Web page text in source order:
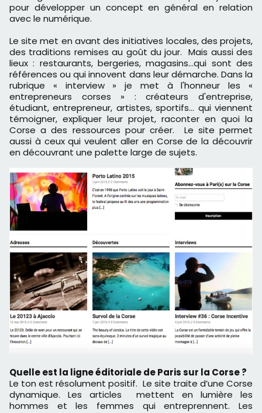
pour développer un concept en général en relation
avec le numérique.
Le site met en avant des initiatives locales, des projets,
des traditions remises au goût du jour. Mais aussi des
lieux : restaurants, bergeries, magasins…qui sont des
références ou qui innovent dans leur démarche. Dans la
rubrique « interview » je met à l'honneur les «
entrepreneurs corses » : créateurs d'entreprise,
étudiant, entrepreneur, artistes, sportifs… qui viennent
témoigner, expliquer leur projet, raconter en quoi la
Corse a des ressources pour créer. Le site permet
aussi à ceux qui veulent aller en Corse de la découvrir
en découvrant une palette large de sujets.
Quelle est la ligne éditoriale de Paris sur la Corse ?
Le ton est résolument positif. Le site traite d’une Corse
dynamique. Les articles mettent en lumière les
hommes et les femmes qui entreprennent. Les